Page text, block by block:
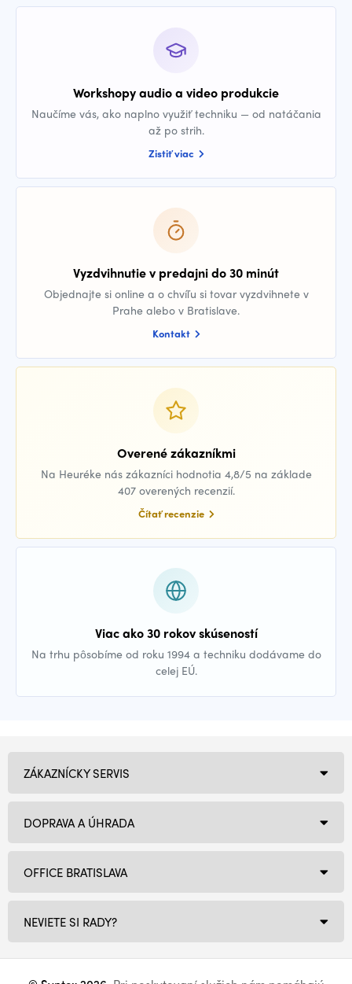
Workshopy audio a video produkcie
Naučíme vás, ako naplno využiť techniku — od natáčania
až po strih.
Zistiť viac
Vyzdvihnutie v predajni do 30 minút
Objednajte si online a o chvíľu si tovar vyzdvihnete v
Prahe alebo v Bratislave.
Kontakt
Overené zákazníkmi
Na Heuréke nás zákazníci hodnotia 4,8/5 na základe
407 overených recenzií.
Čítať recenzie
Viac ako 30 rokov skúseností
Na trhu pôsobíme od roku 1994 a techniku dodávame do
celej EÚ.
OFFICE BRATISLAVA
NEVIETE SI RADY?
ZÁKAZNÍCKY SERVIS
DOPRAVA A ÚHRADA